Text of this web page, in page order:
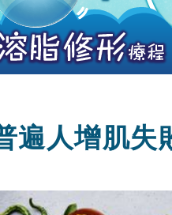
遍人增肌失